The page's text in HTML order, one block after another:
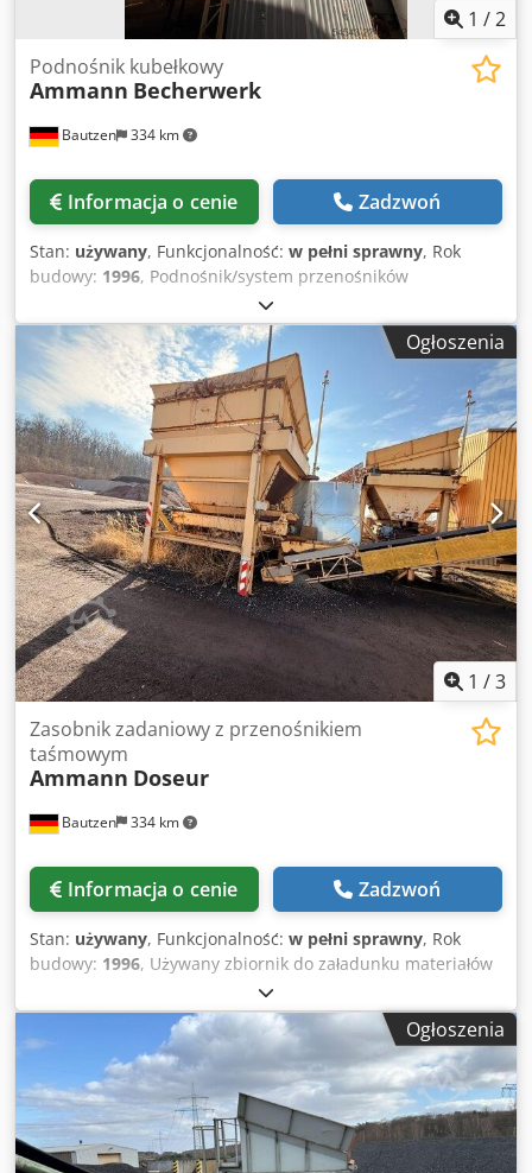
1 /2
Bautzen 334 km
Podnośnik kubełkowy
Ammann Becherwerk
Informacja o cenie Zadzwoń
Stan: używany, Funkcjonalność: w pełni sprawny, Rok
budowy: 1996, Podnośnik/system przenośników
kubełkowych Zastosowanie: transport materiałów za
pomocą zdalnie sterowanego systemu Wysokość: 26 m
Chjdpfxezq S Dae Aktja
Ogłoszenia
1 /3
Bautzen 334 km
Zasobnik zadaniowy z przenośnikiem
taśmowym
Ammann Doseur
Informacja o cenie Zadzwoń
Stan: używany, Funkcjonalność: w pełni sprawny, Rok
budowy: 1996, Używany zbiornik do załadunku materiałów
-taśma transportowa do odprowadzania materiału -taśma
transportowa Cjdpjzq S Avefx Aktoha
Ogłoszenia